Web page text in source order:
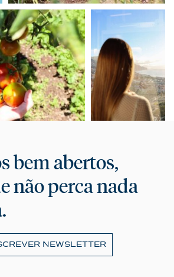
bem abertos,
não perca nada
NEWSLETTER